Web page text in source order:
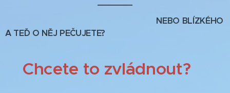
NEBO BLÍZKÉHO
A TEĎ O NĚJ PEČUJETE?
Chcete to zvládnout?